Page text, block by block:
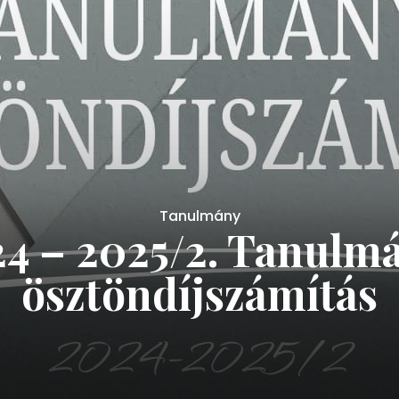
Tanulmány
– 2025/2.
ösztöndíjszámítás